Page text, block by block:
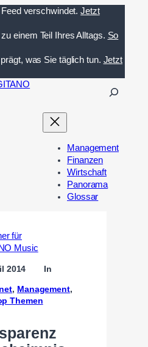
verschwindet. Jetzt
einem Teil Ihres Alltags. So
was Sie täglich tun. Jetzt
n
Management
Finanzen
Wirtschaft
Panorama
Glossar
2014 In
, Management
Themen